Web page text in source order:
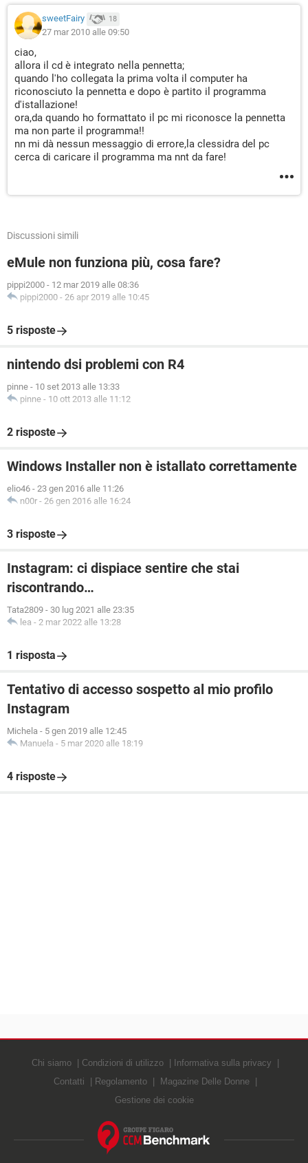
sweetFairy 18
27 mar 2010 alle 09:50
ciao,
allora il cd è integrato nella pennetta;
quando l'ho collegata la prima volta il computer ha
riconosciuto la pennetta e dopo è partito il programma
d'istallazione!
ora,da quando ho formattato il pc mi riconosce la pennetta
ma non parte il programma!!
nn mi dà nessun messaggio di errore,la clessidra del pc
cerca di caricare il programma ma nnt da fare!
Discussioni simili
eMule non funziona più, cosa fare?
pippi2000 - 12 mar 2019 alle 08:36
pippi2000 - 26 apr 2019 alle 10:45
5 risposte
nintendo dsi problemi con R4
pinne - 10 set 2013 alle 13:33
pinne - 10 ott 2013 alle 11:12
2 risposte
Windows Installer non è istallato correttamente
elio46 - 23 gen 2016 alle 11:26
n00r - 26 gen 2016 alle 16:24
3 risposte
Instagram: ci dispiace sentire che stai
riscontrando…
Tata2809 - 30 lug 2021 alle 23:35
lea - 2 mar 2022 alle 13:28
1 risposta
Tentativo di accesso sospetto al mio profilo
Instagram
Michela - 5 gen 2019 alle 12:45
Manuela - 5 mar 2020 alle 18:19
4 risposte
Chi siamo Condizioni di utilizzo
Informativa sulla privacy
Contatti
Regolamento
Magazine Delle Donne
Gestione dei cookie